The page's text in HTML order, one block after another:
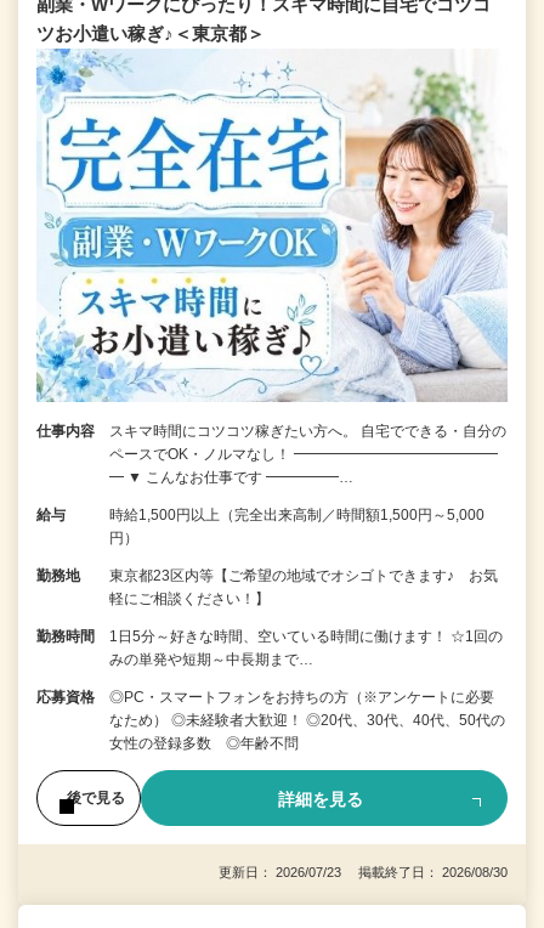
ツお小遣い稼ぎ♪＜東京都＞
仕事内容
スキマ時間にコツコツ稼ぎたい方へ。 自宅でできる・自分の
ペースでOK・ノルマなし！ ━━━━━━━━━━━━━━
━ ▼ こんなお仕事です ━━━━━…
給与
時給1,500円以上（完全出来高制／時間額1,500円～5,000
円）
勤務地
東京都23区内等【ご希望の地域でオシゴトできます♪ お気
軽にご相談ください！】
勤務時間
1日5分～好きな時間、空いている時間に働けます！ ☆1回の
みの単発や短期～中長期まで…
応募資格
◎PC・スマートフォンをお持ちの方（※アンケートに必要
なため） ◎未経験者大歓迎！ ◎20代、30代、40代、50代の
女性の登録多数 ◎年齢不問
後で見る 詳細を見る
更新日： 2026/07/23 掲載終了日： 2026/08/30